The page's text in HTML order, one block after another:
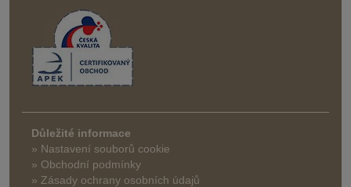
Důležité informace
» Nastavení souborů cookie
» Obchodní podmínky
» Zásady ochrany osobních údajů